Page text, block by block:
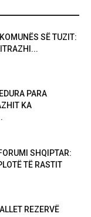
SË TUZIT:
PARA
KA
SHQIPTAR:
TË RASTIT
REZERVË